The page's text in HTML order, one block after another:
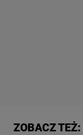
ZOBACZ TEŻ: